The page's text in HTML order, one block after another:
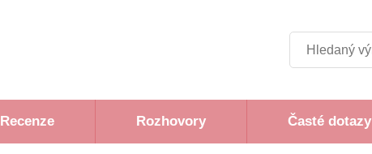
Hledat
Recenze Rozhovory Časté dotazy